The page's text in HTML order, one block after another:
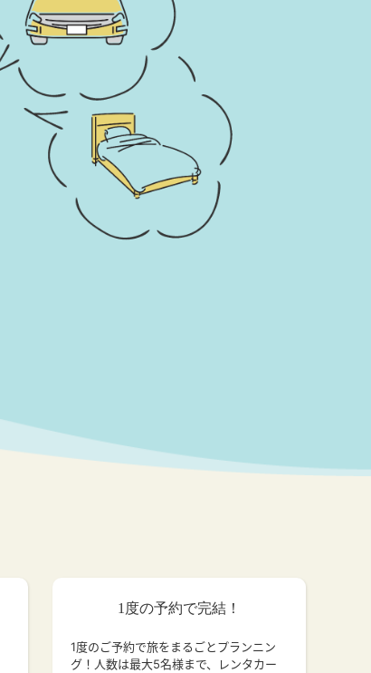
1度の予約で完結！
1度のご予約で旅をまるごとプランニン
グ！人数は最大5名様まで、レンタカー